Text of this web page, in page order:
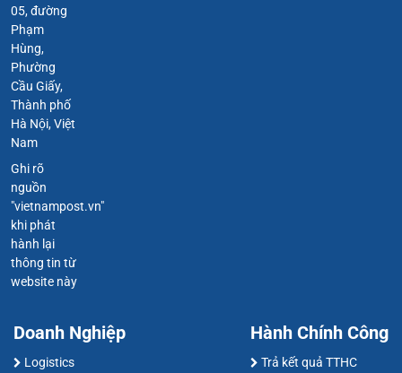
05, đường
Phạm
Hùng,
Phường
Cầu Giấy,
Thành phố
Hà Nội, Việt
Nam
Ghi rõ
nguồn
"vietnampost.vn"
khi phát
hành lại
thông tin từ
website này
Doanh Nghiệp
Logistics
Hành Chính Công
Trả kết quả TTHC